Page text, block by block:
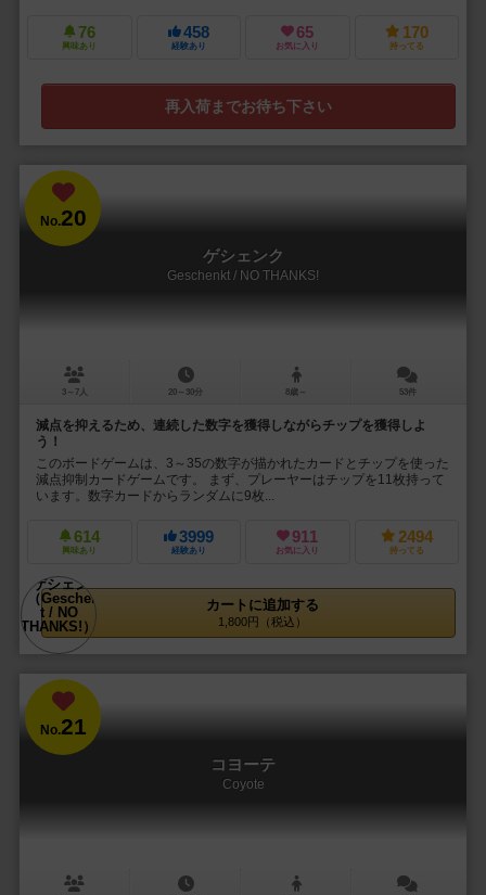
76
興味あり
458
経験あり
65
お気に入り
170
持ってる
再入荷までお待ち下さい
No.20
ゲシェンク
Geschenkt / NO THANKS!
3～7人 20～30分 8歳～ 53件
減点を抑えるため、連続した数字を獲得しながらチップを獲得しよ
う！
このボードゲームは、3～35の数字が描かれたカードとチップを使った
減点抑制カードゲームです。 まず、プレーヤーはチップを11枚持って
います。数字カードからランダムに9枚...
614
興味あり
3999
経験あり
911
お気に入り
2494
持ってる
カートに追加する
1,800円（税込）
No.21
コヨーテ
Coyote